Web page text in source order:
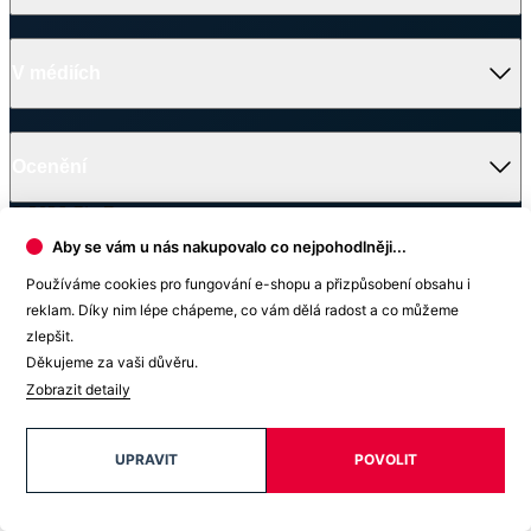
© 2026 CityZen
| vytvořil
Skladem na prodejně
MONZA Pánské tričko slim modrozelené L
Velikost: L
Vyhledat prodejnu
Aby se vám u nás nakupovalo co nejpohodlněji...
Používáme cookies pro fungování e-shopu a přizpůsobení obsahu i
reklam. Díky nim lépe chápeme, co vám dělá radost a co můžeme
zlepšit.
Děkujeme za vaši důvěru.
Zobrazit detaily
POVOLIT
UPRAVIT